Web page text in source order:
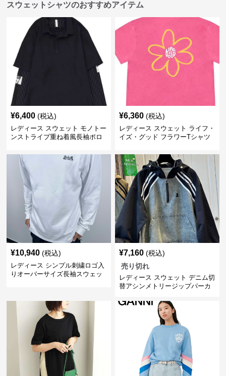
スウェットシャツのおすすめアイテム
¥6,400 (税込)
レディース スウェット モノトー
ンストライプ重ね着風長袖ポロ
¥6,360 (税込)
レディース スウェット ライフ・
イズ・グッド フラワーTシャツ
¥10,940 (税込)
レディース シンプル刺繍ロゴ入
りオーバーサイズ長袖スウェッ
¥7,160 (税込)
売り切れ
レディース スウェット デニム切
替アシンメトリージップパーカ